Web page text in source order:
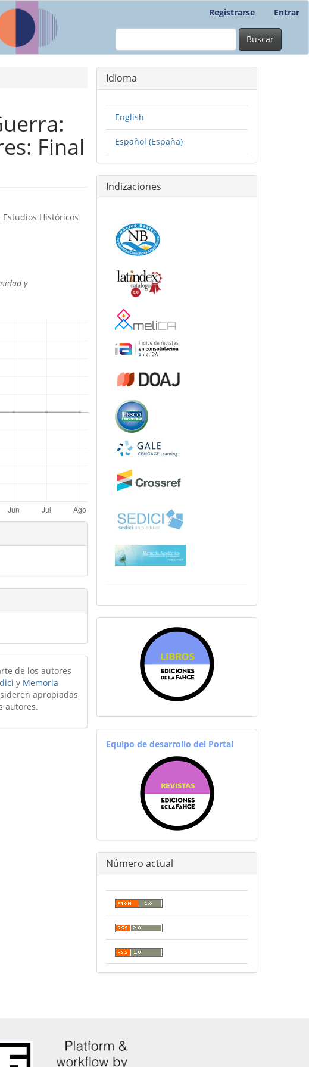
Registrarse Entrar
Buscar
Final
Históricos
y
de los autores
y Memoria
apropiadas
autores.
Idioma
English
Español (España)
Indizaciones
equiporevistas
Equipo de desarrollo del Portal
Número actual